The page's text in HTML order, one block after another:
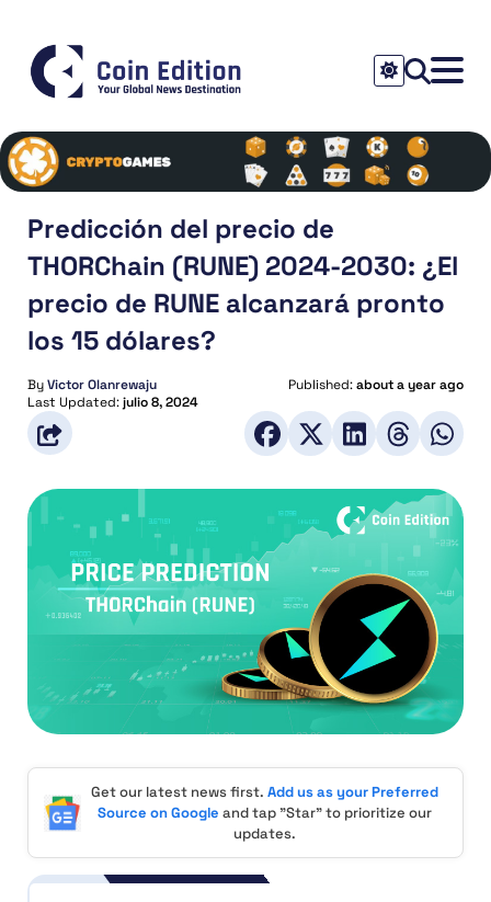
Predicción del precio de
THORChain (RUNE) 2024-2030: ¿El
precio de RUNE alcanzará pronto
los 15 dólares?
ByVictor Olanrewaju Published:about a year ago
Last Updated:julio 8, 2024
Get our latest news first. Add us as your Preferred
Source on Google and tap "Star" to prioritize our
updates.